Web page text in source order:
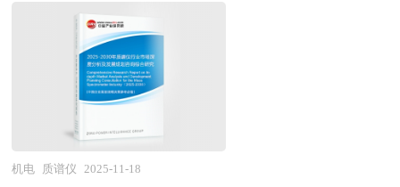
参考价值，对于研究我国电力设备行业发展规律、
提高企业的运营效率、促进企业的发展壮大有学术
和实践的双重意义。
步提升至517亿元，这一增长态势既得益于新能源
汽车产业的快速发展，带动了对充电设施的刚性需
求；也与行业技术迭代、运营模式创新以及政策支
持密切相关，反映出充电桩行业在新能源基础设施
建设中占据越来越重要的地位。 本研究咨询报告
由中研普华咨询公司领衔撰写，在大量周密的市场
发展。HBM 技术的不断进步将推动其在高性能计
算、人工智能、数据中心等领域的应用进一步拓
展。同时，HBM 也将与 CXL（Compute Express
Link）等新兴技术融合，共同塑造未来的计算架
构。此外，为了满足 AI 模型对大容量内存的需
求，高带宽闪存（HBF）作为一种新型存储架构，
正试图为 AI 系统提供另一种经济可用的方案。
器记录离子信号强度，形成反映物质组成的质谱
图。这一过程可拆解为五大关键模块：进样系统负
责将样品导入仪器，离子源通过电子轰击、激光解
吸等方式使物质电离，质量分析器（如四极杆、飞
行时间、离子阱等类型）依据质荷比分离离子，检
测器将离子信号转化为电信号，计算机系统则完成
机电 质谱仪 2025-11-18